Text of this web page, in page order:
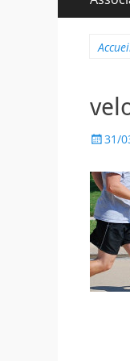
Posted
31/